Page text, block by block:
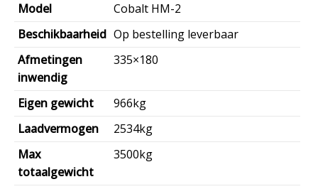
Model
Cobalt HM-2
Beschikbaarheid Op bestelling leverbaar
Afmetingen
inwendig
335×180
Eigen gewicht
966kg
Laadvermogen
2534kg
Max
totaalgewicht
3500kg